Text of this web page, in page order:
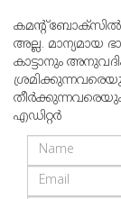
കമന്റ് ബോക്‌സില്‍
അല്ല. മാന്യമായ
കാട്ടാനും
തീര്‍ക്കുന്നവരെയും
എഡിറ്റര്‍